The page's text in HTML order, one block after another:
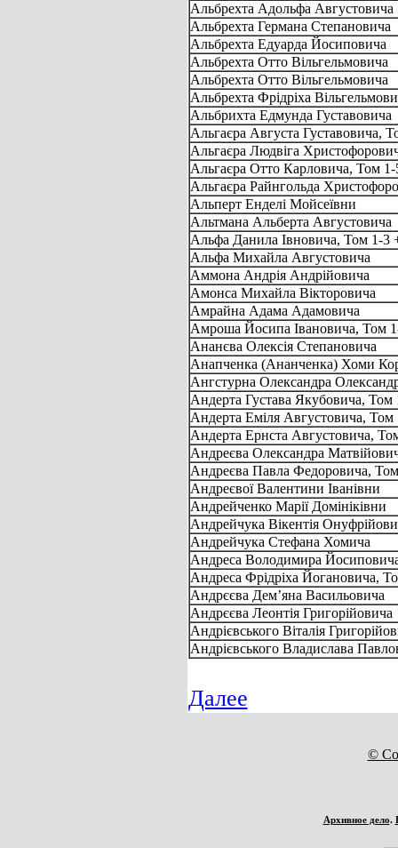
Альбрехта Адольфа Августовича
Альбрехта Германа Степановича
Альбрехта Едуарда Йосиповича
Альбрехта Отто Вільгельмовича
Альбрехта Отто Вільгельмовича
Альбрехта Фрідріха
Альбрихта Едмунда Густавовича
Альгаєра Августа Густавовича,
Альгаєра Людвіга
Альгаєра Отто Карловича, Том
Альгаєра Райнгольда
Альперт Енделі Мойсеївни
Альтмана Альберта Августовича
Альфа Данила Івновича, Том 1-3
Альфа Михайла Августовича
Аммона Андрія Андрійовича
Амонса Михайла Вікторовича
Амрайна Адама Адамовича
Амроша Йосипа Івановича, Том
Ананєва Олексія Степановича
Анапченка (Ананченка) Хоми
Ангстурна Олександра
Андерта Густава Якубовича, Том
Андерта Еміля Августовича, Том
Андерта Ернста Августовича,
Андреєва Олександра
Андреєва Павла Федоровича,
Андреєвої Валентини Іванівни
Андрейченко Марії Домініківни
Андрейчука Вікентія
Андрейчука Стефана Хомича
Андреса Володимира
Андреса Фрідріха Йогановича,
Андрєєва Дем’яна Васильовича
Андрєєва Леонтія Григорійовича
Андрієвського Віталія
Андрієвського Владислава
Далее
©
Архивное дело.